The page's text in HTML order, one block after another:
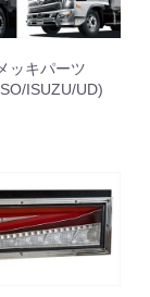
む
ッキパーツ
ISUZU/UD)